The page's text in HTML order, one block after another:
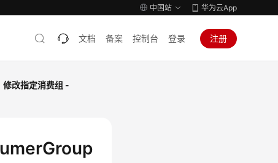
中国站 华为云App
文档 备案 控制台 登录 注册
修改指定消费组 -